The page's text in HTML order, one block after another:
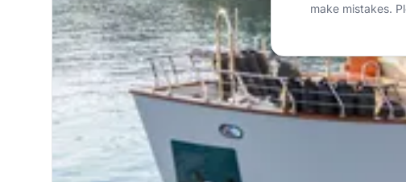
make mistakes.